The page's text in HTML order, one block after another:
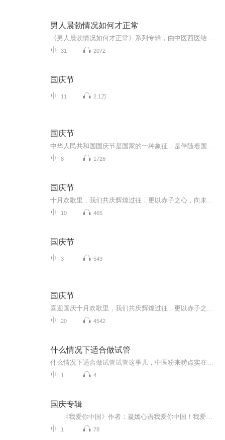
男人晨勃情况如何才正常
31 2072
国庆节
11 2.1万
国庆节
8 1726
国庆节
10 465
国庆节
3 543
国庆节
20 4542
什么情况下适合做试管
1 4
国庆专辑
1 78